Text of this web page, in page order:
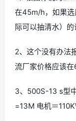
在45m/h，如果选
际可以抽清水）
2、这个没有办法
流厂家价格应该
3、500S-13 s型
=13M 电机＝